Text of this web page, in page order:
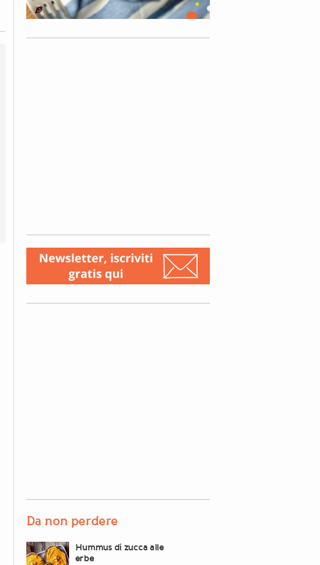
Da non perdere
Hummus di zucca alle
erbe